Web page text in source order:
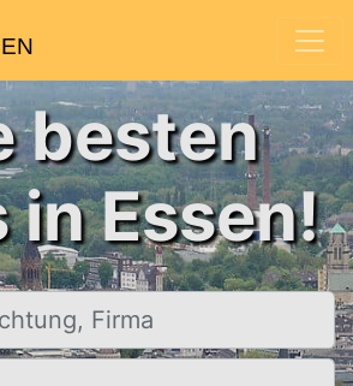
besten
in Essen!
Firma